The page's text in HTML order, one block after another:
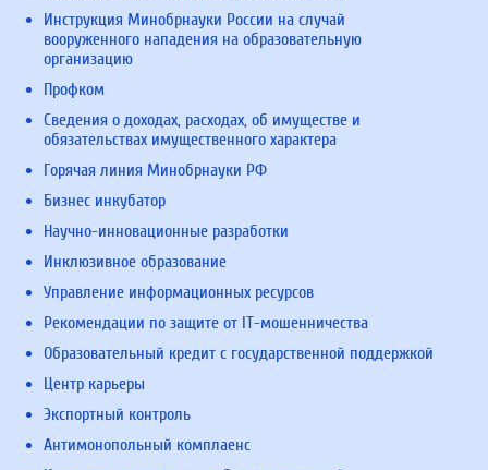
Инструкция Минобрнауки России на случай
вооруженного нападения на образовательную
организацию
Профком
Сведения о доходах, расходах, об имуществе и
обязательствах имущественного характера
Горячая линия Минобрнауки РФ
Бизнес инкубатор
Научно-инновационные разработки
Инклюзивное образование
Управление информационных ресурсов
Рекомендации по защите от IT-мошенничества
Образовательный кредит с государственной поддержкой
Центр карьеры
Экспортный контроль
Антимонопольный комплаенс